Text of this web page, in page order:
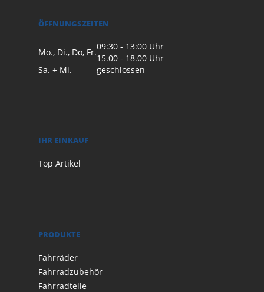
ÖFFNUNGSZEITEN
Mo., Di., Do, Fr.
09:30 - 13:00 Uhr
15.00 - 18.00 Uhr
Sa. + Mi.
geschlossen
IHR EINKAUF
Top Artikel
PRODUKTE
Fahrräder
Fahrradzubehör
Fahrradteile